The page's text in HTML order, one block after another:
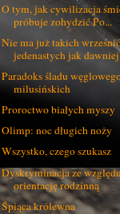
O tym, jak cywilizacja
próbuje zohydzić Po...
Nie ma już takich
jedenastych jak
Paradoks śladu
milusińskich
Proroctwo białych myszy
Olimp: noc długich noży
Wszystko, czego szukasz
Dyskryminacja ze
orientację rodzinną
Śpiąca królewna